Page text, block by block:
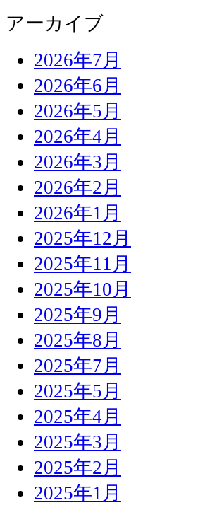
アーカイブ
2026年7月
2026年6月
2026年5月
2026年4月
2026年3月
2026年2月
2026年1月
2025年12月
2025年11月
2025年10月
2025年9月
2025年8月
2025年7月
2025年5月
2025年4月
2025年3月
2025年2月
2025年1月